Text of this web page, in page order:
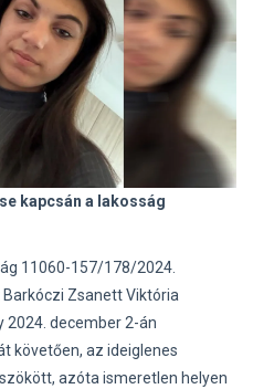
kapcsán a lakosság
11060-157/178/2024.
Zsanett Viktória
2024. december 2-án
követően, az ideiglenes
azóta ismeretlen helyen